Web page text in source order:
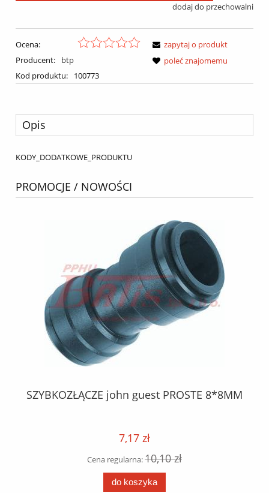
dodaj do przechowalni
Ocena:
Producent:
btp
Kod produktu:
100773
zapytaj o produkt
poleć znajomemu
Opis
KODY_DODATKOWE_PRODUKTU
PROMOCJE / NOWOŚCI
SZYBKOZŁĄCZE john guest PROSTE 8*8MM
7,17 zł
Cena regularna:10,10 zł
do koszyka